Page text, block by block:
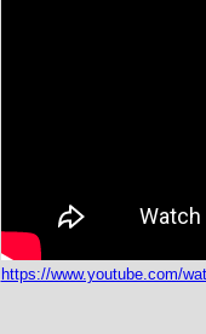
https://www.youtube.com/